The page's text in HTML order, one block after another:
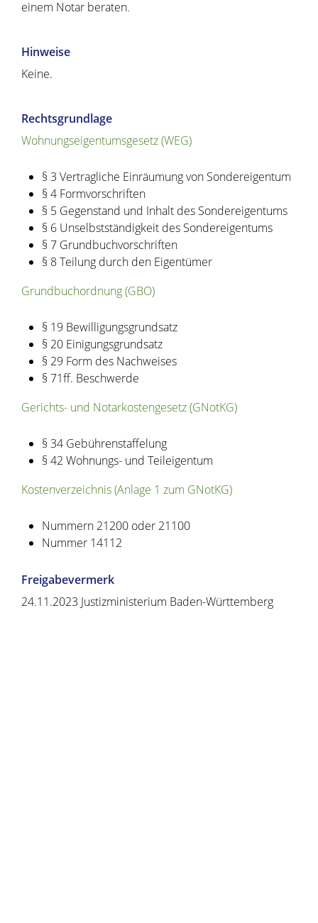
einem Notar beraten.
Hinweise
Keine.
Rechtsgrundlage
Wohnungseigentumsgesetz (WEG)
§ 3 Vertragliche Einräumung von Sondereigentum
§ 4 Formvorschriften
§ 5 Gegenstand und Inhalt des Sondereigentums
§ 6 Unselbstständigkeit des Sondereigentums
§ 7 Grundbuchvorschriften
§ 8 Teilung durch den Eigentümer
Grundbuchordnung (GBO)
§ 19 Bewilligungsgrundsatz
§ 20 Einigungsgrundsatz
§ 29 Form des Nachweises
§ 71ff. Beschwerde
Gerichts- und Notarkostengesetz (GNotKG)
§ 34 Gebührenstaffelung
§ 42 Wohnungs- und Teileigentum
Kostenverzeichnis (Anlage 1 zum GNotKG)
Nummern 21200 oder 21100
Nummer 14112
Freigabevermerk
24.11.2023 Justizministerium Baden-Württemberg